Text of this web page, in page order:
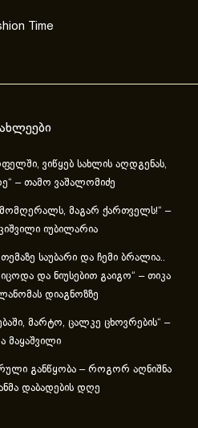
Time
ვიწყებ სახლის აღდგენას,
– თამო ვაშალომიძე
მომღერალს, მაგარ ქართველს!“ –
იუბილარია
საუბარი და ჩემი ბრალია..
და ნიუსებით გაიგო“ – თიკა
დიაგნოზზე
მარ­ტო, ცალ­კე ცხოვ­რე­ბის“ –
მაყაშვილი
განწყობა – როგორ აღნიშნა
დაბადების დღე